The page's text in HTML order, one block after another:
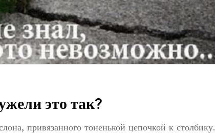
это так?
привязанного тоненькой цепочкой к столбику.